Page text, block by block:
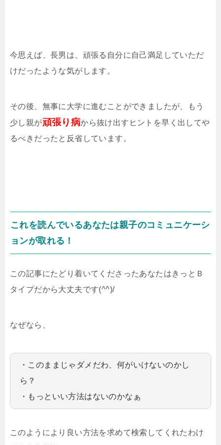
今思えば、長男は、頑張る自分に自己満足していただ
けだったような気がします。
その後、無事に大学に進むことができましたが、もう
少し親が頑張り病から抜け出すヒントを早く出してや
るべきだったと反省しています。
これを読んでいるあなたは親子のコミュニケーシ
ョンが取れる！
この記事にたどり着いてくださったあなたはきっとＢ
タイプだから大丈夫です(^^)/
なぜなら、
・このままじゃダメだわ、何がいけないのかし
ら？
・もっといい方法はないのかなぁ
このようにより良い方法を求めて検索してくれたわけ